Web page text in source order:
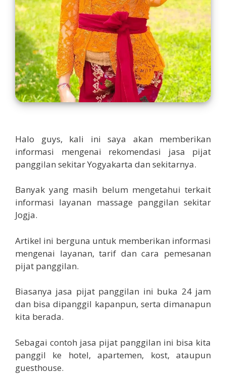
Halo guys, kali ini saya akan memberikan
informasi mengenai rekomendasi jasa pijat
panggilan sekitar Yogyakarta dan sekitarnya.
Banyak yang masih belum mengetahui terkait
informasi layanan massage panggilan sekitar
Jogja.
Artikel ini berguna untuk memberikan informasi
mengenai layanan, tarif dan cara pemesanan
pijat panggilan.
Biasanya jasa pijat panggilan ini buka 24 jam
dan bisa dipanggil kapanpun, serta dimanapun
kita berada.
Sebagai contoh jasa pijat panggilan ini bisa kita
panggil ke hotel, apartemen, kost, ataupun
guesthouse.